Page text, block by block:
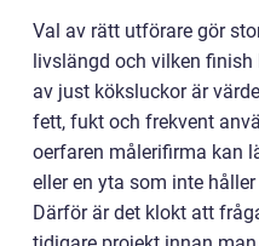
Val av rätt utförare gör
livslängd och vilken
av just köksluckor är
fett, fukt och frekvent
oerfaren målerifirma kan
eller en yta som inte
Därför är det klokt att